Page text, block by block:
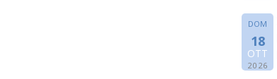
DOM
18
OTT
2026